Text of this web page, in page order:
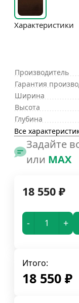
Характеристики
Производитель
Гарантия
Ширина
Высота
Глубина
Все
Задайте
или MAX
18 550 ₽
- +
Итого:
18 550 ₽